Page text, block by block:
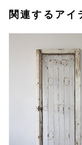
す。
関連するアイ